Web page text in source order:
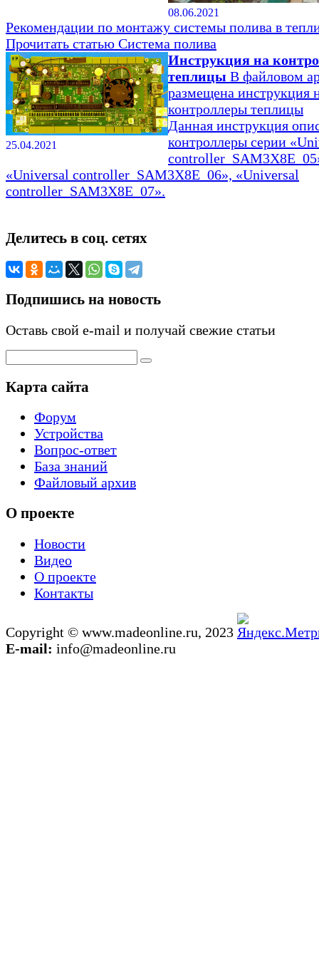
08.06.2021
Рекомендации по монтажу системы полива в
Прочитать статью Система полива
25.04.2021
Инструкция на
теплицы В файловом
размещена инструкция
контроллеры теплицы
Данная инструкция
контроллеры серии
«Universal controller_SAM3X8E_06», «Universal
controller_SAM3X8E_07».
Делитесь в соц. сетях
Подпишись на новость
Оставь свой e-mail и получай свежие статьи
Карта сайта
Форум
Устройства
Вопрос-ответ
База знаний
Файловый архив
О проекте
Новости
Видео
О проекте
Контакты
Copyright © www.madeonline.ru, 2023
E-mail: info@madeonline.ru